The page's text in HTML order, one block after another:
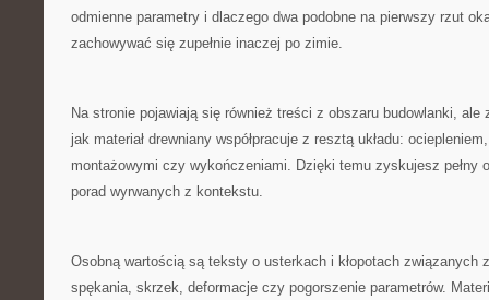
odmienne parametry i dlaczego dwa podobne na pierwszy rzut
zachowywać się zupełnie inaczej po zimie.
Na stronie pojawiają się również treści z obszaru budowlanki,
jak materiał drewniany współpracuje z resztą układu:
montażowymi czy wykończeniami. Dzięki temu zyskujesz pełny
porad wyrwanych z kontekstu.
Osobną wartością są teksty o usterkach i kłopotach związanych
spękania, skrzek, deformacje czy pogorszenie parametrów.